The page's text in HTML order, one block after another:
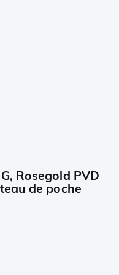
Rosegold PVD
de poche